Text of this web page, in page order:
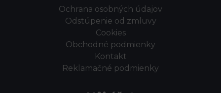
Ochrana osobných údajov
Odstúpenie od zmluvy
Cookies
Obchodné podmienky
Kontakt
Reklamačné podmienky